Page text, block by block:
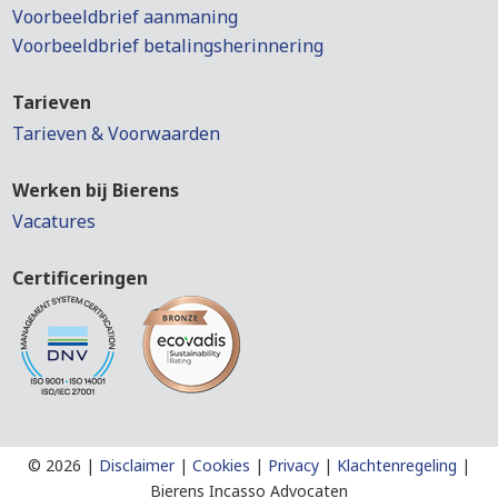
Voorbeeldbrief aanmaning
Voorbeeldbrief betalingsherinnering
Tarieven
Tarieven & Voorwaarden
Werken bij Bierens
Vacatures
Certificeringen
© 2026 | Disclaimer| Cookies | Privacy | Klachtenregeling |
Bierens Incasso Advocaten